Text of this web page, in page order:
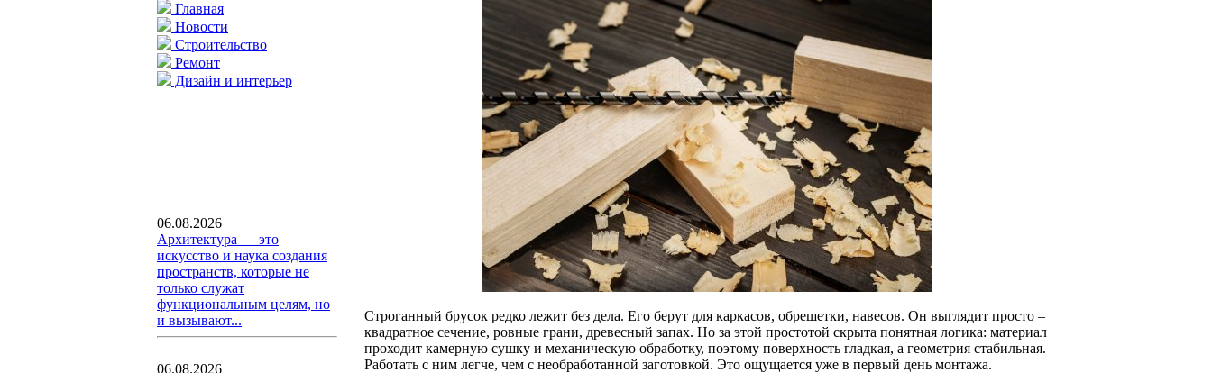
Главная
Новости
Строительство
Ремонт
Дизайн и интерьер
06.08.2026
Архитектура — это
искусство и наука создания
пространств, которые не
только служат
функциональным целям, но
и вызывают...
06.08.2026
Строганный брусок редко лежит без дела. Его берут для каркасов, обрешетки, навесов. Он выглядит просто –
квадратное сечение, ровные грани, древесный запах. Но за этой простотой скрыта понятная логика: материал
проходит камерную сушку и механическую обработку, поэтому поверхность гладкая, а геометрия стабильная.
Работать с ним легче, чем с необработанной заготовкой. Это ощущается уже в первый день монтажа.